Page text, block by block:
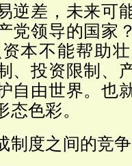
逆差，未来可
党领导的国家
本不能帮助
、投资限制、
自由世界。也
色彩。
制度之间的竞